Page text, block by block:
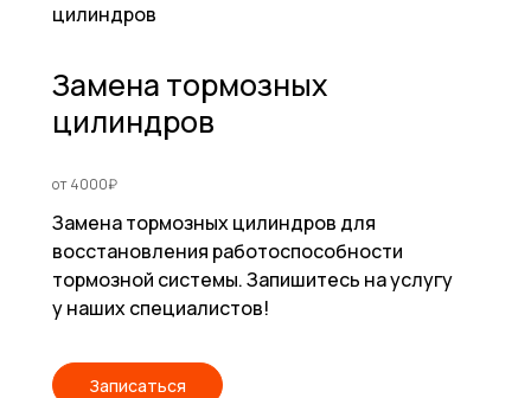
цилиндров
Замена тормозных
цилиндров
от 4000₽
Замена тормозных цилиндров для
восстановления работоспособности
тормозной системы. Запишитесь на услугу
у наших специалистов!
Записаться